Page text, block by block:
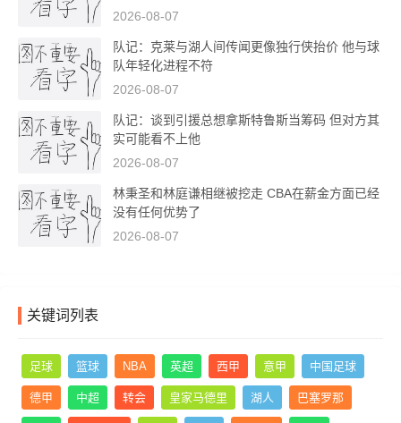
2026-08-07
队记：克莱与湖人间传闻更像独行侠抬价 他与球
队年轻化进程不符
2026-08-07
队记：谈到引援总想拿斯特鲁斯当筹码 但对方其
实可能看不上他
2026-08-07
林秉圣和林庭谦相继被挖走 CBA在薪金方面已经
没有任何优势了
2026-08-07
关键词列表
足球 篮球 NBA 英超 西甲 意甲 中国足球
德甲 中超 转会 皇家马德里 湖人 巴塞罗那